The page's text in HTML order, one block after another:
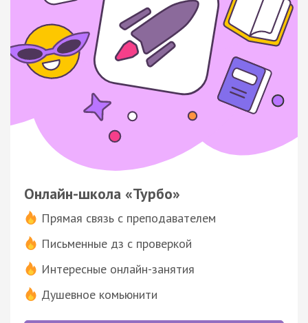
Онлайн-школа «Турбо»
Прямая связь с преподавателем
Письменные дз с проверкой
Интересные онлайн-занятия
Душевное комьюнити